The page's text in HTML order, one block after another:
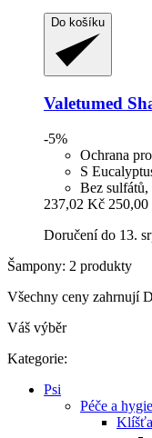
Do košíku
Valetumed
-5%
Ochrana
S
Bez sulfátů,
237,02 Kč
Doručení do 13.
Šampony: 2 produkty
Všechny ceny zahrnují
Váš výběr
Kategorie:
Psi
Péče a